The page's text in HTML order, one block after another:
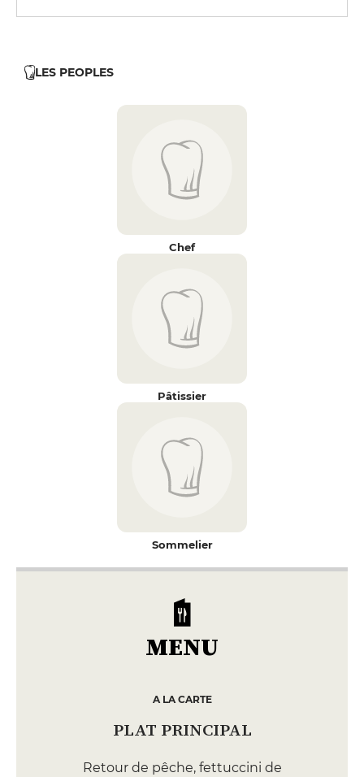
LES PEOPLES
Chef
Pâtissier
Sommelier
MENU
A LA CARTE
PLAT PRINCIPAL
Retour de pêche, fettuccini de